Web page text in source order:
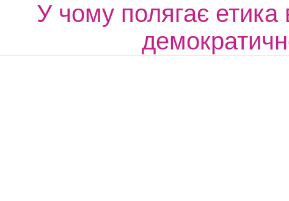
У чому полягає